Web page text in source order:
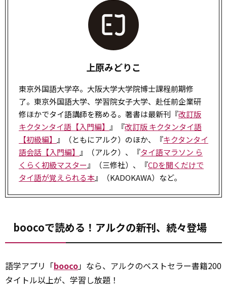
上原みどりこ
東京外国語大学卒。大阪大学大学院博士課程前期修
了。東京外国語大学、学習院女子大学、赴任前企業研
修ほかでタイ語講師を務める。著書は最新刊『改訂版
キクタンタイ語【入門編】
』『改訂版 キクタンタイ語
【初級編】
』（ともにアルク）のほか、『キクタンタイ
語会話【入門編】
』（アルク）、『タイ語マラソン ら
くらく初級マスター 』（三修社）、『CDを聞くだけで
タイ語が覚えられる本』（KADOKAWA）など。
boocoで読める！アルクの新刊、続々登場
語学アプリ「booco」なら、アルクのベストセラー書籍200
タイトル以上が、学習し放題！